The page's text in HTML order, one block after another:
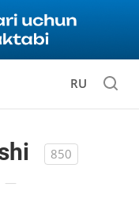
RU
850
—